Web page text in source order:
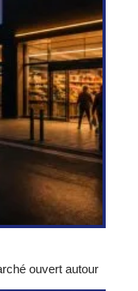
ouvert autour